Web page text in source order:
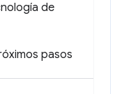
de
pasos